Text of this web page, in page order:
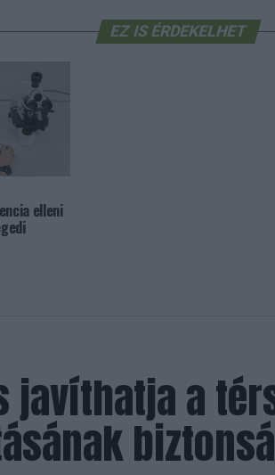
EZ IS ÉRDEKELHET
elleni
javíthatja a